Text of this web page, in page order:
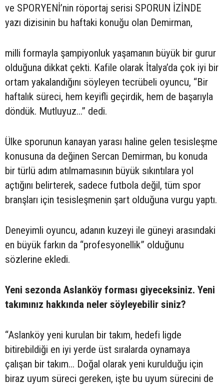
ve SPORYENİ’nin röportaj serisi SPORUN İZİNDE
yazı dizisinin bu haftaki konuğu olan Demirman,
milli formayla şampiyonluk yaşamanın büyük bir gurur
olduğuna dikkat çekti. Kafile olarak İtalya’da çok iyi bir
ortam yakalandığını söyleyen tecrübeli oyuncu, “Bir
haftalık süreci, hem keyifli geçirdik, hem de başarıyla
döndük. Mutluyuz...” dedi.
Ülke sporunun kanayan yarası haline gelen tesisleşme
konusuna da değinen Sercan Demirman, bu konuda
bir türlü adım atılmamasının büyük sıkıntılara yol
açtığını belirterek, sadece futbola değil, tüm spor
branşları için tesisleşmenin şart olduğuna vurgu yaptı.
Deneyimli oyuncu, adanın kuzeyi ile güneyi arasındaki
en büyük farkın da “profesyonellik” olduğunu
sözlerine ekledi.
Yeni sezonda Aslanköy forması giyeceksiniz. Yeni
takımınız hakkında neler söyleyebilir siniz?
“Aslanköy yeni kurulan bir takım, hedefi ligde
bitirebildiği en iyi yerde üst sıralarda oynamaya
çalışan bir takım... Doğal olarak yeni kurulduğu için
biraz uyum süreci gereken, işte bu uyum sürecini de